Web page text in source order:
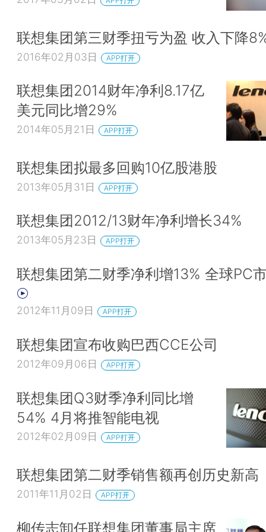
联想集团第三财季扭亏为盈 收入下降
2016年02月03日 APP打开
联想集团2014财年净利8.17亿
美元同比增29%
2014年05月21日 APP打开
联想集团拟最多回购10亿股港股
2013年05月31日 APP打开
联想集团2012/13财年净利增长34%
2013年05月23日 APP打开
联想集团第二财季净利增13% 全球PC
2012年11月09日 APP打开
联想集团宣布收购巴西CCE公司
2012年09月06日 APP打开
联想集团Q3财季净利同比增
54% 4月将推智能电视
2012年02月09日 APP打开
联想集团第二财季销售额再创历史新高
2011年11月02日 APP打开
柳传志卸任联想集团董事局主席